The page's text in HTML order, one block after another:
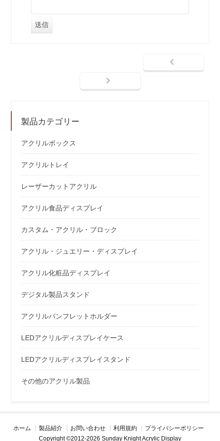
製品カテゴリー
アクリルボックス
アクリルトレイ
レーザーカットアクリル
アクリル食品ディスプレイ
カスタム・アクリル・ブロック
アクリル・ジュエリー・ディスプレイ
アクリル化粧品ディスプレイ
デジタル製品スタンド
アクリルパンフレットホルダー
LEDアクリルディスプレイケース
LEDアクリルディスプレイスタンド
その他のアクリル製品
ホーム 製品紹介 お問い合わせ 利用規約
プライバシーポリシー
Copyright ©2012-2026 Sunday Knight Acrylic Display